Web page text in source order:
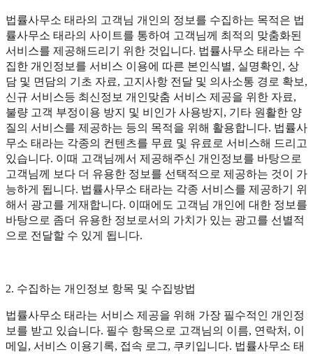
법률사무소 태라의 고객님 개인의 정보를 수집하는 목적은 법
률사무소 태라의 사이트를 통하여 고객님께 최적의 맞춤화된
서비스를 제공해드리기 위한 것입니다. 법률사무소 태라는 수
집한 개인정보를 서비스 이용에 따른 본인식별, 실명확인, 상
담 및 면담의 기초 자료, 고지사항 전달 및 의사소통 경로 확보,
신규 서비스등 최신정보 개인맞춤 서비스 제공을 위한 자료,
불량 고객 부정이용 방지 및 비인가 사용방지, 기타 원활한 양
질의 서비스를 제공하는 등의 목적을 위해 활용합니다. 법률사
무소 태라는 각종의 컨텐츠를 무료 및 유료로 서비스해 드리고
있습니다. 이때 고객님께서 제공해주신 개인정보를 바탕으로
고객님께 보다 더 유용한 정보를 선택적으로 제공하는 것이 가
능하게 됩니다. 법률사무소 태라는 각종 서비스를 제공하기 위
해서 광고를 게재합니다. 이때에도 고객님 개인에 대한 정보를
바탕으로 좀더 유용한 정보로서의 가치가 있는 광고를 선별적
으로 전달할 수 있게 됩니다.
2. 수집하는 개인정보 항목 및 수집방법
법률사무소 태라는 서비스 제공을 위해 가장 필수적인 개인정
보를 받고 있습니다. 필수 항목으로 고객님의 이름, 연락처, 이
메일, 서비스 이용기록, 접속 로그, 쿠키입니다. 법률사무소 태